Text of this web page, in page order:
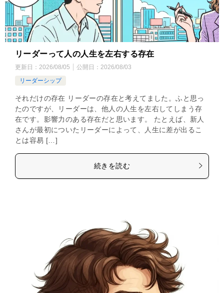
リーダーって人の人生を左右する存在
更新日： 2026/08/05 公開日： 2026/08/03
リーダーシップ
それだけの存在 リーダーの存在と考えてました。ふと思っ
たのですが、リーダーは、他人の人生を左右してしまう存
在です。影響力のある存在だと思います。 たとえば、新人
さんが最初についたリーダーによって、人生に差が出るこ
とは容易 […]
続きを読む